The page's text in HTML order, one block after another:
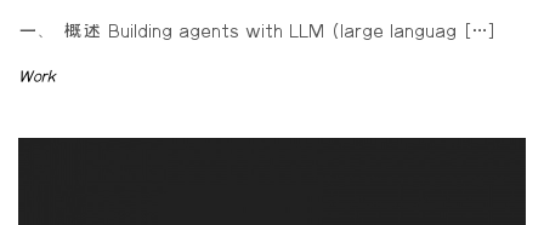
一、 概述 Building agents with LLM (large languag […]
Work